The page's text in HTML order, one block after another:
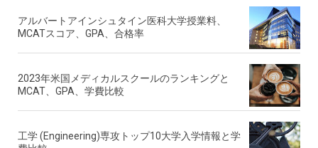
アルバートアインシュタイン医科大学授業料、
MCATスコア、GPA、合格率
2023年米国メディカルスクールのランキングと
MCAT、GPA、学費比較
工学 (Engineering)専攻トップ10大学入学情報と学